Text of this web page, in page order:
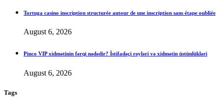
Tortuga casino inscription structurée autour de une inscription sans étape oubliée
August 6, 2026
Pinco VIP xidmətinin fərqi nədədir? İstifadəçi rəyləri və xidmətin üstünlükləri
August 6, 2026
Tags